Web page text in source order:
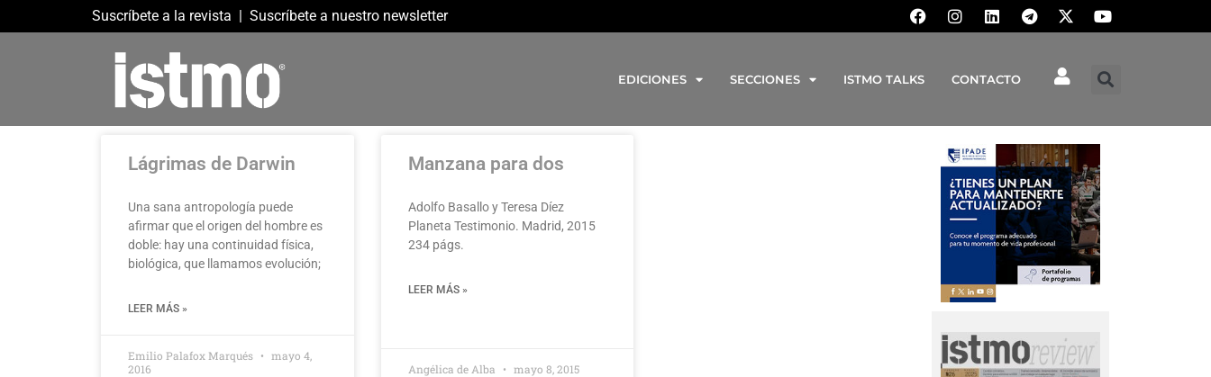
Suscríbete a la revista | Suscríbete a nuestro newsletter
EDICIONES SECCIONES ISTMO TALKS CONTACTO
Lágrimas de Darwin
Una sana antropología puede
afirmar que el origen del hombre es
doble: hay una continuidad física,
biológica, que llamamos evolución;
LEER MÁS »
Emilio Palafox Marqués
mayo 4,
2016
Manzana para dos
Adolfo Basallo y Teresa Díez
Planeta Testimonio. Madrid, 2015
234 págs.
LEER MÁS »
Angélica de Alba mayo 8, 2015